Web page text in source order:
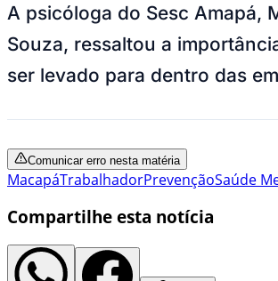
A psicóloga do Sesc Amapá,
Souza, ressaltou a
ser levado para dentro das
Comunicar erro nesta matéria
MacapáTrabalhadorPrevençãoSaúde
Compartilhe esta notícia